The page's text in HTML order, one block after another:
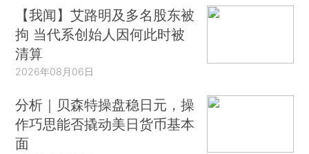
【我闻】艾路明及多名股东被
拘 当代系创始人因何此时被
清算
2026年08月06日
分析｜贝森特操盘稳日元，操
作巧思能否撬动美日货币基本
面